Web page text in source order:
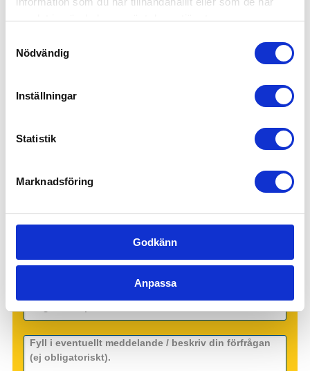
samlat in när du har använt deras tjänster.
Nödvändig
Inställningar
Statistik
Marknadsföring
Godkänn
Anpassa
Offentlig sektor – Hemtjänst, fönsterputs &
Kontorsstädning